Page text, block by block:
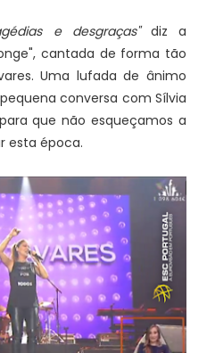
e desgraças"diz a
cantada de forma tão
Uma lufada de ânimo
conversa com Sílvia
que não esqueçamos a
esta época.